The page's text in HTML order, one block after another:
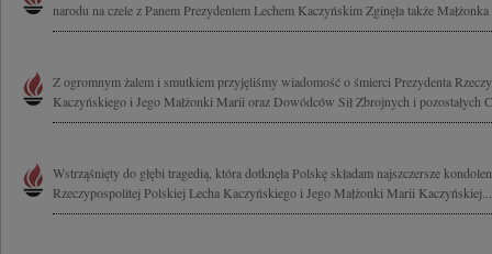
narodu na czele z Panem Prezydentem Lechem Kaczyńskim Zginęła także
Z ogromnym żalem i smutkiem przyjęliśmy wiadomość o śmierci Prezydenta
Kaczyńskiego i Jego Małżonki Marii oraz Dowódców Sił Zbrojnych i pozostałych
Wstrząśnięty do głębi tragedią, która dotknęła Polskę składam najszczersze
Rzeczypospolitej Polskiej Lecha Kaczyńskiego i Jego Małżonki Marii Kaczyńskiej...